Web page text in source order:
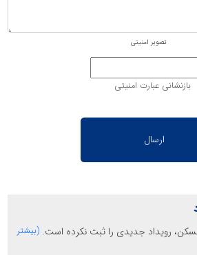
بازنشانی عبارت امنیتی
رویداد جدیدی را ثبت نکرده است. (بیشتر